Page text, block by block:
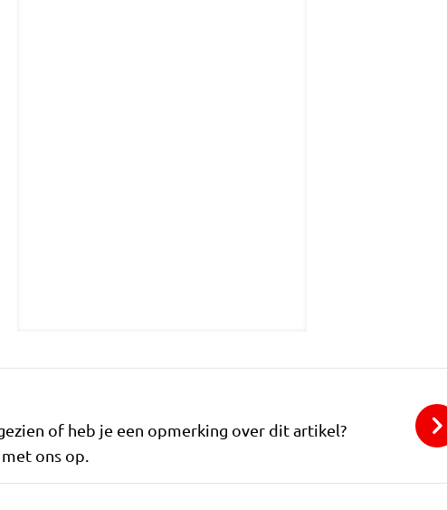
of heb je een opmerking over dit artikel?
ons op.